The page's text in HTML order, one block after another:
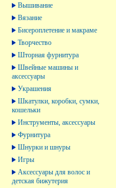
Вышивание
Вязание
Бисероплетение и макраме
Творчество
Шторная фурнитура
Швейные машины и
аксессуары
Украшения
Шкатулки, коробки, сумки,
кошельки
Инструменты, аксессуары
Фурнитура
Шнурки и шнуры
Игры
Аксессуары для волос и
детская бижутерия